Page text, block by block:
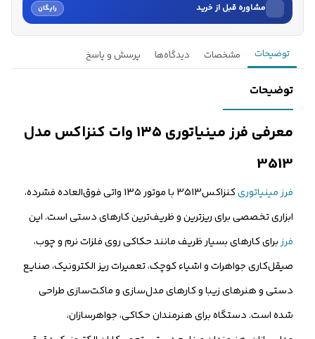
مشاوره قبل از خرید رایگان
نام
تماس می‌گیرند.
ثبت درخواست مشاوره رایگان
توضیحات مشخصات دیدگاه‌ها پرسش و پاسخ
توضیحات
معرفی فرز مینیاتوری ۱۳۵ وات کنزاکس مدل
3513
فرز مینیاتوری
کنزاکس3513 با موتور ۱۳۵ واتی فوق‌العاده فشرده،
ابزاری تخصصی برای ریزترین و ظریف‌ترین کارهای دستی است. این
فرزبرای کارهای بسیار ظریف مانند حکاکی روی فلزات نرم و چوب،
صیقل‌کاری جواهرات و اشیاء کوچک، تعمیرات ریز الکترونیک، صنایع
دستی و هنرهای زیبا و کارهای مدل‌سازی و ماکت‌سازی طراحی
شده است. دستگاه برای هنرمندان حکاکی، جواهرسازان،